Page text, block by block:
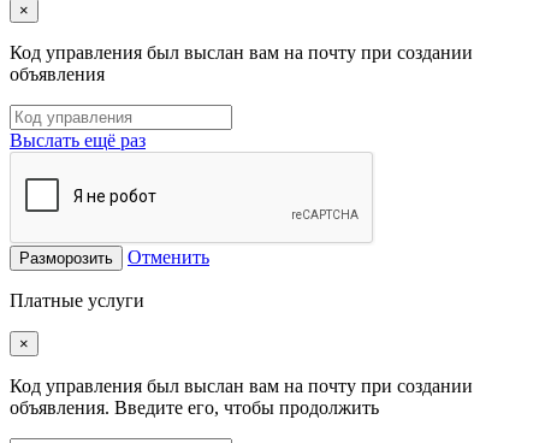
×
Код управления был выслан вам на почту при создании
объявления
Выслать ещё раз
Разморозить Отменить
Платные услуги
×
Код управления был выслан вам на почту при создании
объявления. Введите его, чтобы продолжить